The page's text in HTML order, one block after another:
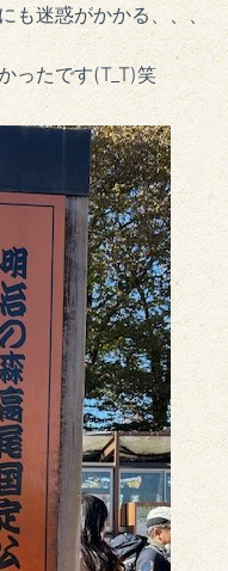
も迷惑がかかる、、、
ったです(T_T)笑